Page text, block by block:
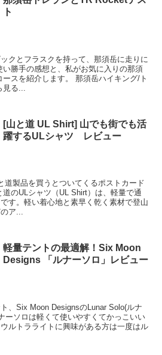
ト
クとフラスクを持って、那須岳に走りに
勝手の感想と、私がお気に入りの那須
スを紹介します。 那須岳ハイキング/ト
る...
[山と道 UL Shirt] 山でも街でも活
躍するULシャツ レビュー
道製品を買うとついてくるポストカード
のULシャツ（UL Shirt）は、軽量で通
す。軽い着心地と素早く乾く素材で登山
ア...
軽量テントの最適解！Six Moon
Designs 「ルナーソロ」レビュー
、Six Moon DesignsのLunar Solo(ルナ
ーソロは軽くて使いやすくてかっこいい
ルトラライトに興味がある方は一度はル